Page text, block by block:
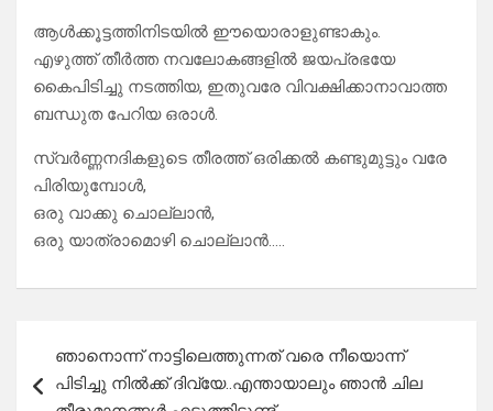
ആൾക്കൂട്ടത്തിനിടയിൽ ഈയൊരാളുണ്ടാകും.
എഴുത്ത് തീർത്ത നവലോകങ്ങളിൽ ജയപ്രഭയേ
കൈപിടിച്ചു നടത്തിയ, ഇതുവരേ വിവക്ഷിക്കാനാവാത്ത
ബന്ധുത പേറിയ ഒരാൾ.
സ്വർണ്ണനദികളുടെ തീരത്ത് ഒരിക്കൽ കണ്ടുമുട്ടും വരേ
പിരിയുമ്പോൾ,
ഒരു വാക്കു ചൊല്ലാൻ,
ഒരു യാത്രാമൊഴി ചൊല്ലാൻ…..
navigation
ഞാനൊന്ന് നാട്ടിലെത്തുന്നത് വരെ നീയൊന്ന്
പിടിച്ചു നിൽക്ക് ദിവ്യേ..എന്തായാലും ഞാൻ ചില